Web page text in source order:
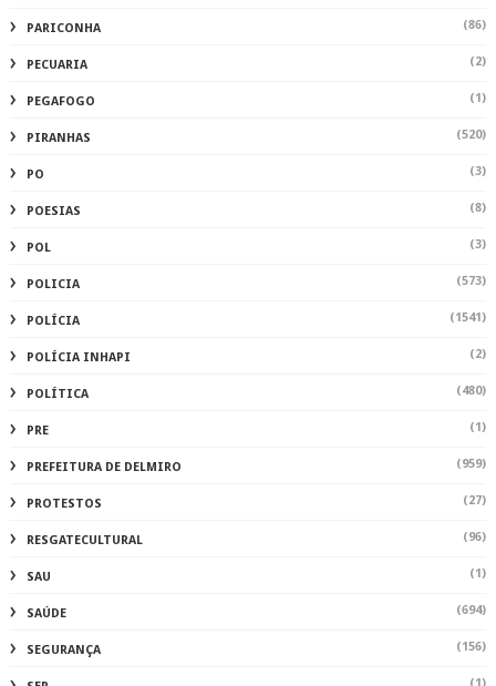
PARICONHA (86)
PECUARIA (2)
PEGAFOGO (1)
PIRANHAS (520)
PO (3)
POESIAS (8)
POL (3)
POLICIA (573)
POLÍCIA (1541)
POLÍCIA INHAPI (2)
POLÍTICA (480)
PRE (1)
PREFEITURA DE DELMIRO (959)
PROTESTOS (27)
RESGATECULTURAL (96)
SAU (1)
SAÚDE (694)
SEGURANÇA (156)
(1)